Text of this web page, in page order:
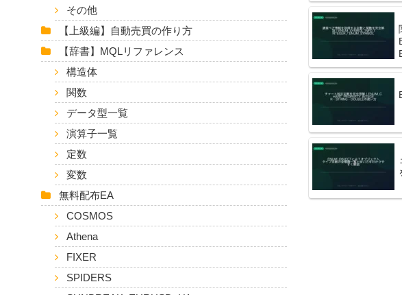
その他
【上級編】自動売買の作り方
【辞書】MQLリファレンス
構造体
関数
データ型一覧
演算子一覧
定数
変数
無料配布EA
COSMOS
Athena
FIXER
SPIDERS